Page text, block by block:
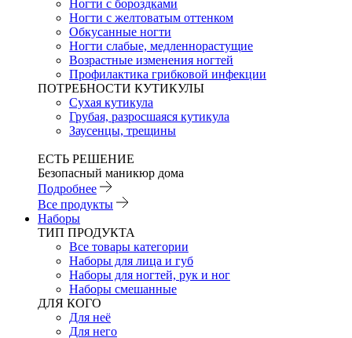
Ногти с бороздками
Ногти с желтоватым оттенком
Обкусанные ногти
Ногти слабые, медленнорастущие
Возрастные изменения ногтей
Профилактика грибковой инфекции
ПОТРЕБНОСТИ КУТИКУЛЫ
Сухая кутикула
Грубая, разросшаяся кутикула
Заусенцы, трещины
ЕСТЬ РЕШЕНИЕ
Безопасный маникюр дома
Подробнее
Все продукты
Наборы
ТИП ПРОДУКТА
Все товары категории
Наборы для лица и губ
Наборы для ногтей, рук и ног
Наборы смешанные
ДЛЯ КОГО
Для неё
Для него